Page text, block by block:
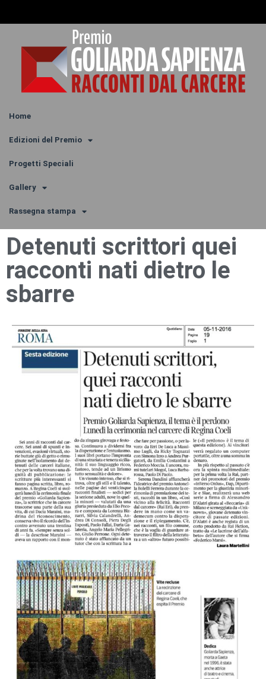
Home
Edizioni del Premio
Progetti Speciali
Gallery
Rassegna stampa
Detenuti scrittori quei
racconti nati dietro le
sbarre